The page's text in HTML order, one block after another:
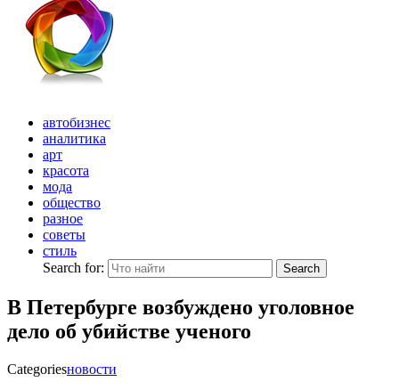
автобизнес
аналитика
арт
красота
мода
общество
разное
советы
стиль
Search for:
Search
В Петербурге возбуждено уголовное
дело об убийстве ученого
Categoriesновости